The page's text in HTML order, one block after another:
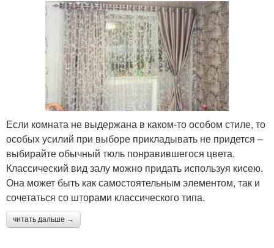
Если комната не выдержана в каком-то особом стиле, то
особых усилий при выборе прикладывать не придется –
выбирайте обычный тюль понравившегося цвета.
Классический вид залу можно придать используя кисею.
Она может быть как самостоятельным элементом, так и
сочетаться со шторами классического типа.
читать дальше →